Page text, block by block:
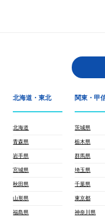
北海道・東北
北海道
青森県
岩手県
宮城県
秋田県
山形県
福島県
関東・甲
茨城県
栃木県
群馬県
埼玉県
千葉県
東京都
神奈川県